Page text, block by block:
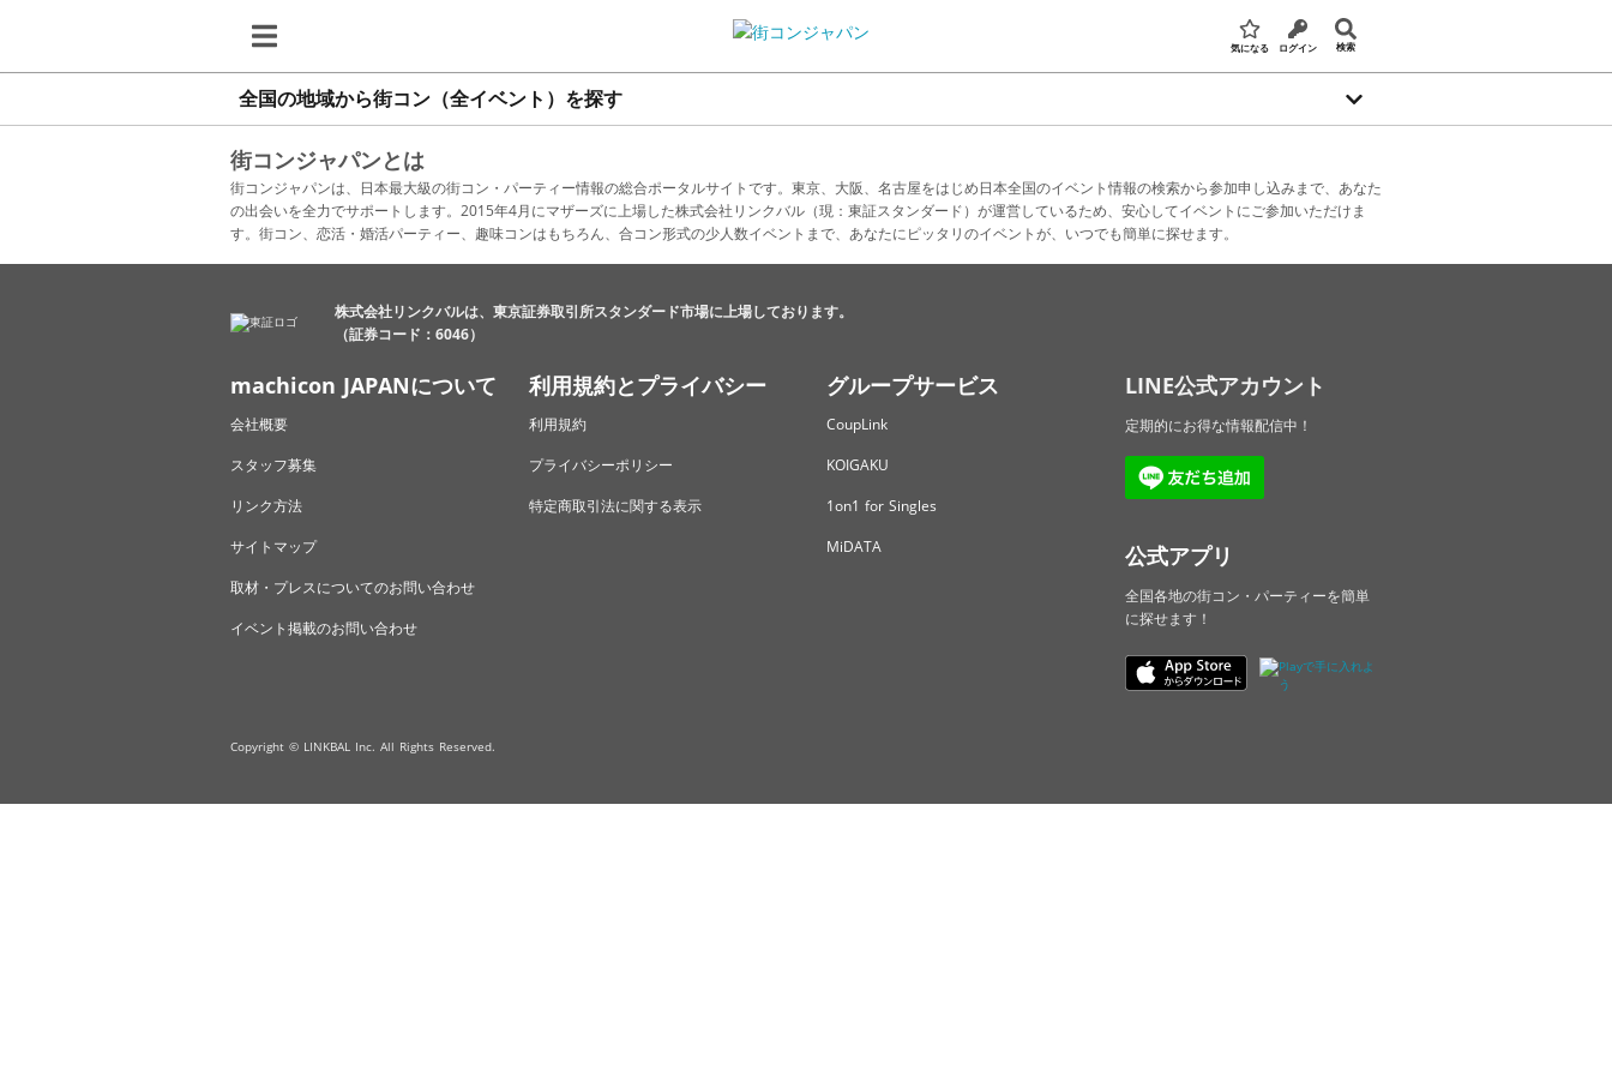
気になる ログイン 検索
全国の地域から街コン（全イベント）を探す
街コンジャパンとは
街コンジャパンは、日本最大級の街コン・パーティー情報の総合ポータルサイトです。東京、大阪、名古屋をはじめ日本全国のイベント情報の検索から参加申し込みまで、あなた
の出会いを全力でサポートします。2015年4月にマザーズに上場した株式会社リンクバル（現：東証スタンダード）が運営しているため、安心してイベントにご参加いただけま
す。街コン、恋活・婚活パーティー、趣味コンはもちろん、合コン形式の少人数イベントまで、あなたにピッタリのイベントが、いつでも簡単に探せます。
株式会社リンクバルは、東京証券取引所スタンダード市場に上場しております。
（証券コード：6046）
machicon JAPANについて
会社概要
スタッフ募集
リンク方法
サイトマップ
取材・プレスについてのお問い合わせ
イベント掲載のお問い合わせ
利用規約とプライバシー
利用規約
プライバシーポリシー
特定商取引法に関する表示
グループサービス
CoupLink
KOIGAKU
1on1 for Singles
MiDATA
LINE公式アカウント
定期的にお得な情報配信中！
公式アプリ
全国各地の街コン・パーティーを簡単
に探せます！
Copyright © LINKBAL Inc. All Rights Reserved.